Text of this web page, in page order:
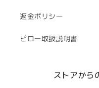
返金ポリシー
ピロー取扱説明書
ストアから